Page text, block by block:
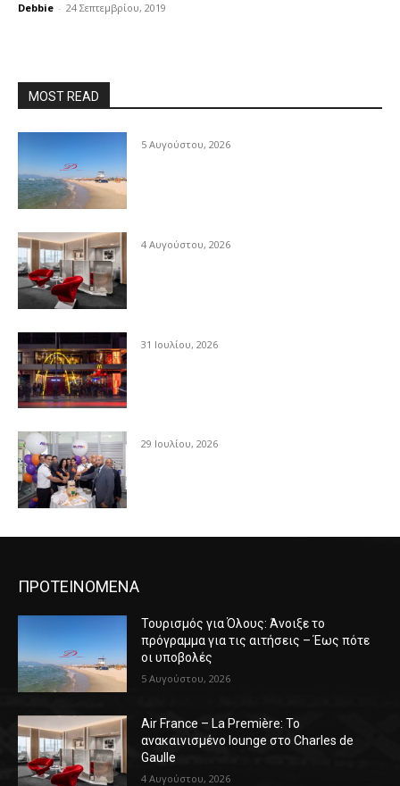
Debbie - 24 Σεπτεμβρίου, 2019
MOST READ
5 Αυγούστου, 2026
4 Αυγούστου, 2026
31 Ιουλίου, 2026
29 Ιουλίου, 2026
ΠΡΟΤΕΙΝΟΜΕΝΑ
Τουρισμός για Όλους: Άνοιξε το
πρόγραμμα για τις αιτήσεις – Έως πότε
οι υποβολές
5 Αυγούστου, 2026
Air France – La Première: Το
ανακαινισμένο lounge στο Charles de
Gaulle
4 Αυγούστου, 2026